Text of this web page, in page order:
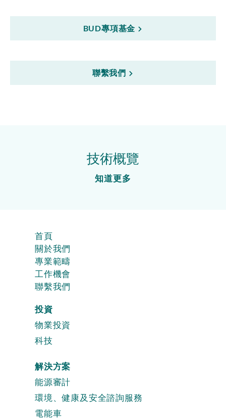
BUD專項基金
聯繫我們
技術概覽
知道更多
投資
物業投資
科技
解決方案
能源審計
環境、健康及安全諮詢服務
電能車
首頁
關於我們
專業範疇
工作機會
聯繫我們